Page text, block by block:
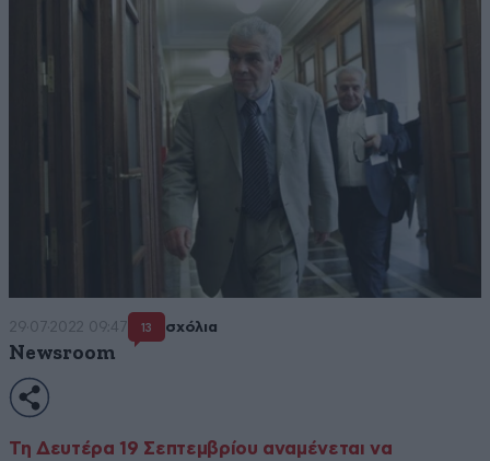
29·07·2022 09:47 13 σχόλια
Newsroom
Τη Δευτέρα 19 Σεπτεμβρίου αναμένεται να